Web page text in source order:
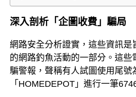
深入剖析「企圖收費」騙局
網路安全分析證實，這些資訊是
的網路釣魚活動的一部分。這些
騙警報，聲稱有人試圖使用尾號
「HOMEDEPOT」進行一筆